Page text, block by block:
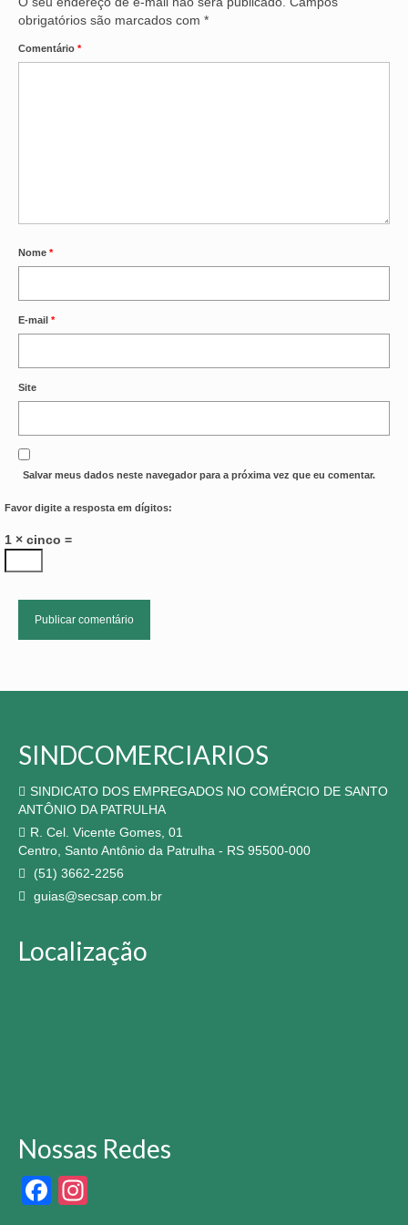
obrigatórios são marcados com *
Comentário *
Nome *
E-mail *
Site
Salvar meus dados neste navegador para a próxima vez que eu comentar.
Favor digite a resposta em dígitos:
1 × cinco =
SINDCOMERCIARIOS
SINDICATO DOS EMPREGADOS NO COMÉRCIO DE SANTO
ANTÔNIO DA PATRULHA
R. Cel. Vicente Gomes, 01
Centro, Santo Antônio da Patrulha - RS 95500-000
(51) 3662-2256
guias@secsap.com.br
Localização
Nossas Redes
Facebook